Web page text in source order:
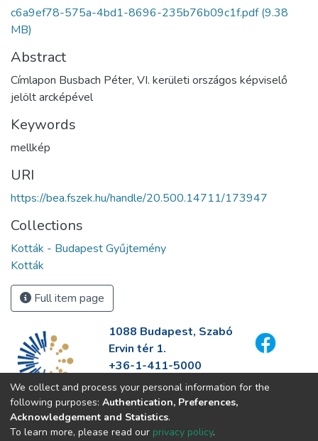
c6a9ef78-575a-4bd1-8696-235b76b09c1f.pdf(9.38
MB)
Abstract
Címlapon Busbach Péter, VI. kerületi országos képviselő
jelölt arcképével
Keywords
mellkép
URI
https://bea.fszek.hu/handle/20.500.14711/173947
Collections
Kották - Budapest Gyűjtemény
Kották
Full item page
1088 Budapest, Szabó
Ervin tér 1.
+36-1-411-5000
info@fszek.hu
https://fszek.hu
We collect and process your personal information for the
following purposes: Authentication, Preferences,
Acknowledgement and Statistics.
To learn more, please read our privacy policy.